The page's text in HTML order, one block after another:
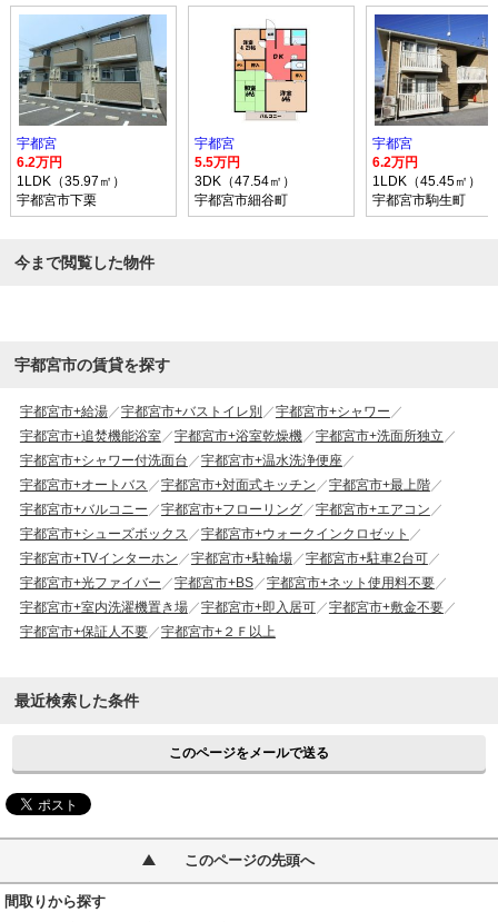
宇都宮
6.2万円
1LDK（35.97㎡）
宇都宮市下栗
宇都宮
5.5万円
3DK（47.54㎡）
宇都宮市細谷町
宇都宮
6.2万円
1LDK（45.45㎡）
宇都宮市駒生町
今まで閲覧した物件
宇都宮市の賃貸を探す
宇都宮市+給湯 宇都宮市+バストイレ別
宇都宮市+シャワー
宇都宮市+追焚機能浴室
宇都宮市+浴室乾燥機
宇都宮市+洗面所独立
宇都宮市+シャワー付洗面台
宇都宮市+温水洗浄便座
宇都宮市+オートバス
宇都宮市+対面式キッチン
宇都宮市+最上階
宇都宮市+バルコニー
宇都宮市+フローリング
宇都宮市+エアコン
宇都宮市+シューズボックス
宇都宮市+ウォークインクロゼット
宇都宮市+TVインターホン
宇都宮市+駐輪場
宇都宮市+駐車2台可
宇都宮市+光ファイバー
宇都宮市+BS
宇都宮市+ネット使用料不要
宇都宮市+室内洗濯機置き場
宇都宮市+即入居可
宇都宮市+敷金不要
宇都宮市+保証人不要
宇都宮市+２Ｆ以上
最近検索した条件
このページをメールで送る
このページの先頭へ
間取りから探す